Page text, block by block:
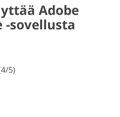
Adobe
sovellusta
5)